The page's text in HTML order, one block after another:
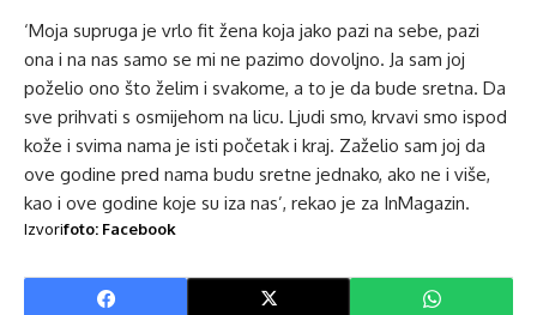
‘Moja supruga je vrlo fit žena koja jako pazi na sebe, pazi
ona i na nas samo se mi ne pazimo dovoljno. Ja sam joj
poželio ono što želim i svakome, a to je da bude sretna. Da
sve prihvati s osmijehom na licu. Ljudi smo, krvavi smo ispod
kože i svima nama je isti početak i kraj. Zaželio sam joj da
ove godine pred nama budu sretne jednako, ako ne i više,
kao i ove godine koje su iza nas’, rekao je za InMagazin.
Izvorifoto: Facebook